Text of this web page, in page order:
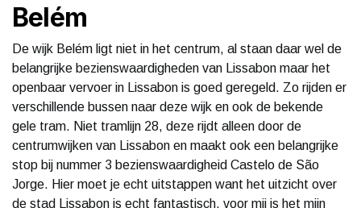
Belém
De wijk Belém ligt niet in het centrum, al staan daar wel de
belangrijke bezienswaardigheden van Lissabon maar het
openbaar vervoer in Lissabon is goed geregeld. Zo rijden er
verschillende bussen naar deze wijk en ook de bekende
gele tram. Niet tramlijn 28, deze rijdt alleen door de
centrumwijken van Lissabon en maakt ook een belangrijke
stop bij nummer 3 bezienswaardigheid Castelo de São
Jorge. Hier moet je echt uitstappen want het uitzicht over
de stad Lissabon is echt fantastisch, voor mij is het mijn